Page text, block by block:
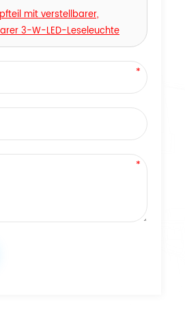
mit verstellbarer,
3-W-LED-Leseleuchte